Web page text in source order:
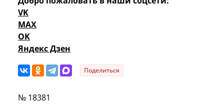
VK
MAX
OK
Яндекс Дзен
Поделиться
№ 18381